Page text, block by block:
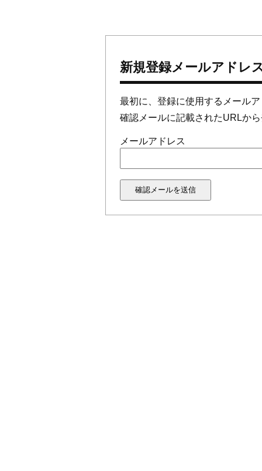
新規登録メールアドレ
最初に、登録に使用するメール
確認メールに記載されたURLか
メールアドレス